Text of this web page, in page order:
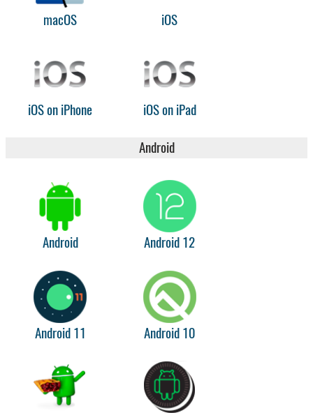
macOS iOS
iOS on iPhone iOS on iPad
Android
Android Android 12
Android 11 Android 10